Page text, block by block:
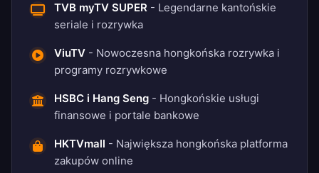
TVB myTV SUPER - Legendarne kantońskie
seriale i rozrywka
ViuTV - Nowoczesna hongkońska rozrywka i
programy rozrywkowe
HSBC i Hang Seng - Hongkońskie usługi
finansowe i portale bankowe
HKTVmall - Największa hongkońska platforma
zakupów online